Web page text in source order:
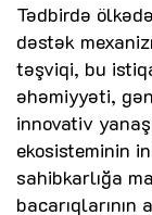
Tədbirdə
dəstək
təşviqi, bu
əhəmiyyəti,
innovativ
ekosisteminin
sahibkarlığa
bacarıqlarının